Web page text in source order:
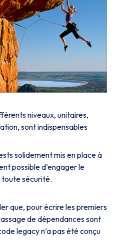
niveaux, unitaires,
sont indispensables
solidement mis en place à
possible d’engager le
toute sécurité.
que, pour écrire les premiers
de dépendances sont
legacy n’a pas été conçu